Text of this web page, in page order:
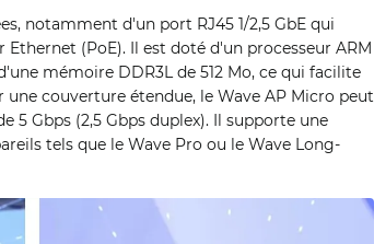
notamment d'un port RJ45 1/2,5 GbE qui
(PoE). Il est doté d'un processeur ARM
mémoire DDR3L de 512 Mo, ce qui facilite
couverture étendue, le Wave AP Micro peut
Gbps (2,5 Gbps duplex). Il supporte une
tels que le Wave Pro ou le Wave Long-